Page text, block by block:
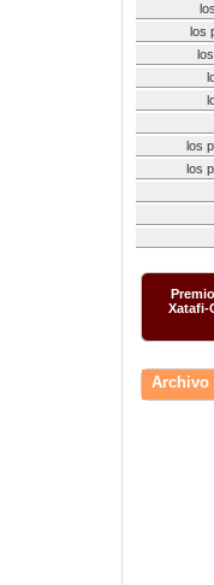
los
los
los
Xatafi-
Archivo